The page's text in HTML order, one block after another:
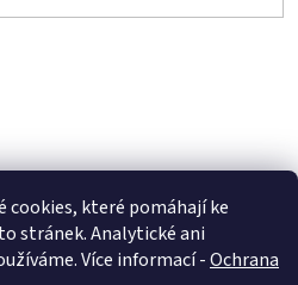
cookies, které pomáhají ke
stránek. Analytické ani
Více informací -Ochrana